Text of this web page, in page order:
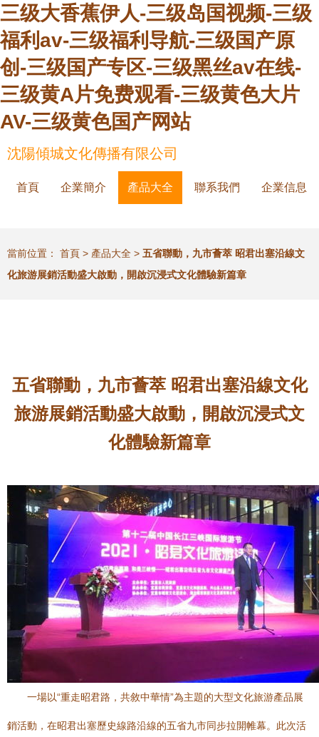
三级大香蕉伊人-三级岛国视频-三级
福利av-三级福利导航-三级国产原
创-三级国产专区-三级黑丝av在线-
三级黄A片免费观看-三级黄色大片
AV-三级黄色国产网站
沈陽傾城文化傳播有限公司
首頁 企業簡介 產品大全 聯系我們 企業信息
當前位置： 首頁 > 產品大全 > 五省聯動，九市薈萃 昭君出塞沿線文
化旅游展銷活動盛大啟動，開啟沉浸式文化體驗新篇章
五省聯動，九市薈萃 昭君出塞沿線文化
旅游展銷活動盛大啟動，開啟沉浸式文
化體驗新篇章
一場以“重走昭君路，共敘中華情”為主題的大型文化旅游產品展
銷活動，在昭君出塞歷史線路沿線的五省九市同步拉開帷幕。此次活